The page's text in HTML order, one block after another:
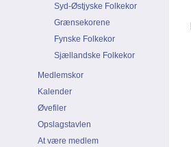
Syd-Østjyske Folkekor
Grænsekorene
Fynske Folkekor
Sjællandske Folkekor
Medlemskor
Kalender
Øvefiler
Opslagstavlen
At være medlem